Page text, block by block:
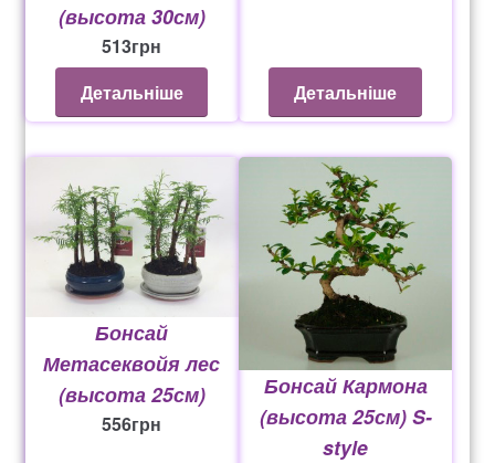
(высота 30см)
513грн
Детальніше
Детальніше
Бонсай
Метасеквойя лес
(высота 25см)
556грн
Бонсай Кармона
(высота 25см) S-
style